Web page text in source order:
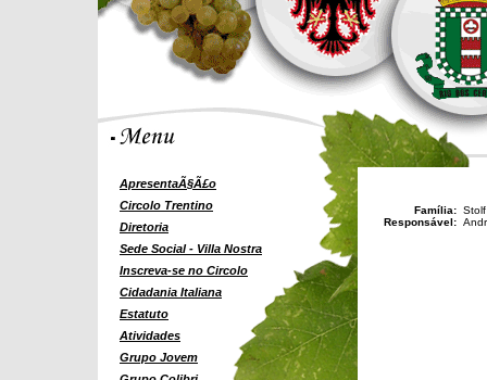
ApresentaÃ§Ã£o
Circolo Trentino
Diretoria
Sede Social - Villa Nostra
Inscreva-se no Circolo
Cidadania Italiana
Estatuto
Atividades
Grupo Jovem
Família:
Responsável:
Stolf